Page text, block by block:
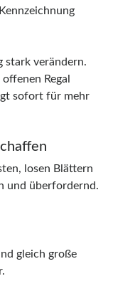
stark verändern.
Regal
sofort für mehr
losen Blättern
und überfordernd.
gleich große